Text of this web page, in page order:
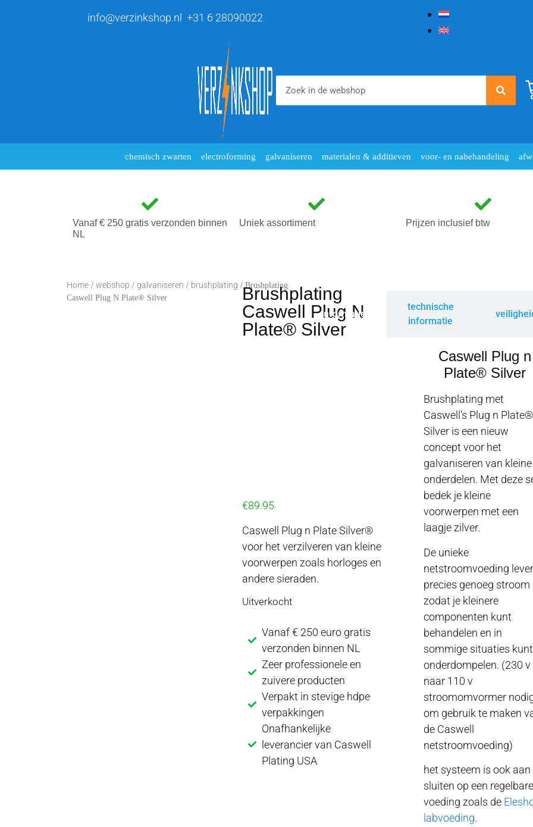
info@verzinkshop.nl +31 6 28090022
chemisch zwarten electroforming galvaniseren materialen & additieven voor- en nabehandeling
Vanaf € 250 gratis verzonden binnen
NL
Uniek assortiment Prijzen inclusief btw
Home / webshop / galvaniseren / brushplating / Brushplating
Caswell Plug N Plate® Silver
Brushplating
Caswell Plug N
Plate® Silver
€89.95
Caswell Plug n Plate Silver®
voor het verzilveren van kleine
voorwerpen zoals horloges en
andere sieraden.
Uitverkocht
Vanaf € 250 euro gratis
verzonden binnen NL
Zeer professionele en
zuivere producten
Verpakt in stevige hdpe
verpakkingen
Onafhankelijke
leverancier van Caswell
Plating USA
informatie
technische
informatie
Caswell Plug n
Plate® Silver
Brushplating met
Caswell’s Plug n Plate®
Silver is een nieuw
concept voor het
galvaniseren van kleine
onderdelen. Met deze
bedek je kleine
voorwerpen met een
laagje zilver.
De unieke
netstroomvoeding
precies genoeg stroom
zodat je kleinere
componenten kunt
behandelen en in
sommige situaties kunt
onderdompelen. (230 v
naar 110 v
stroomomvormer
om gebruik te maken
de Caswell
netstroomvoeding)
het systeem is ook aan
sluiten op een regelbare
voeding zoals de
labvoeding.